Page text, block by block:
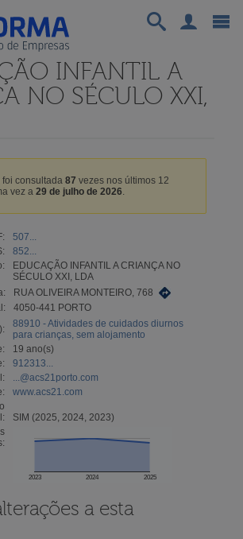
INFANTIL A
NO SÉCULO XXI,
foi consultada 87 vezes nos últimos 12
vez a 29 de julho de 2026.
507...
852...
EDUCAÇÃO INFANTIL A CRIANÇA NO
SÉCULO XXI, LDA
RUA OLIVEIRA MONTEIRO, 768
4050-441 PORTO
88910 - Atividades de cuidados diurnos
para crianças, sem alojamento
19 ano(s)
912313...
...@acs21porto.com
www.acs21.com
SIM (2025, 2024, 2023)
2023 2024 2025
a esta